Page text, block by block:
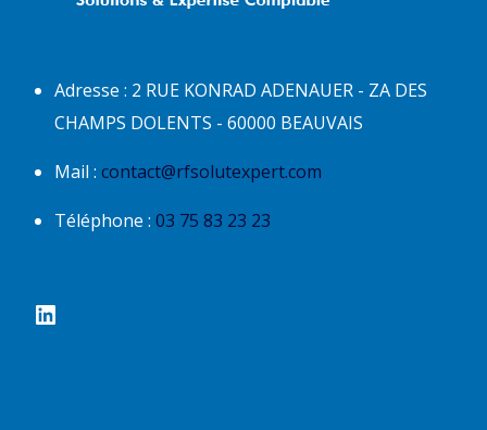
Adresse : 2 RUE KONRAD ADENAUER - ZA DES
CHAMPS DOLENTS - 60000 BEAUVAIS
Mail : contact@rfsolutexpert.com
Téléphone : 03 75 83 23 23